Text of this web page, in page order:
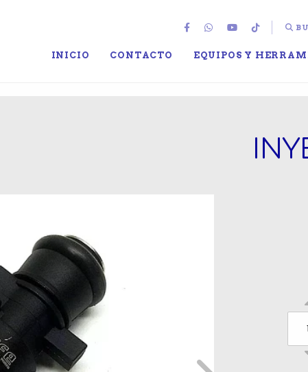
INICIO CONTACTO EQUIPOS Y